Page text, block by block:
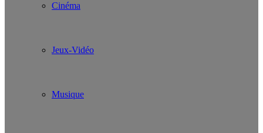
Cinéma
Jeux-Vidéo
Musique